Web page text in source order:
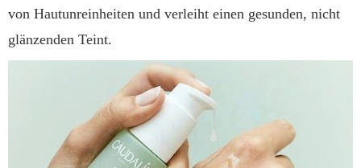
von Hautunreinheiten und verleiht einen gesunden, nicht
glänzenden Teint.